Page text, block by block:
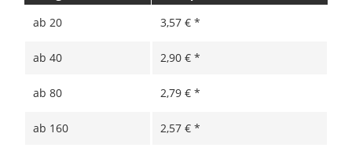
ab 20 3,57 € *
ab 40 2,90 € *
ab 80 2,79 € *
ab 160 2,57 € *